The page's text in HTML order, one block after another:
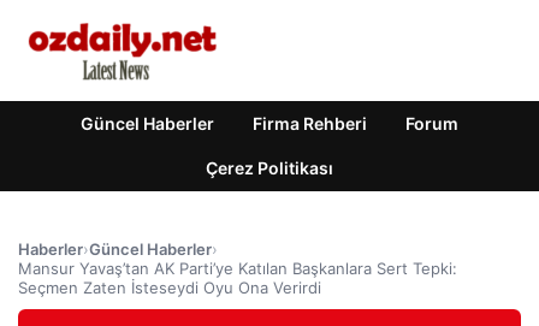
Güncel Haberler Firma Rehberi Forum
Çerez Politikası
Haberler›Güncel Haberler›
Mansur Yavaş’tan AK Parti’ye Katılan Başkanlara Sert Tepki:
Seçmen Zaten İsteseydi Oyu Ona Verirdi